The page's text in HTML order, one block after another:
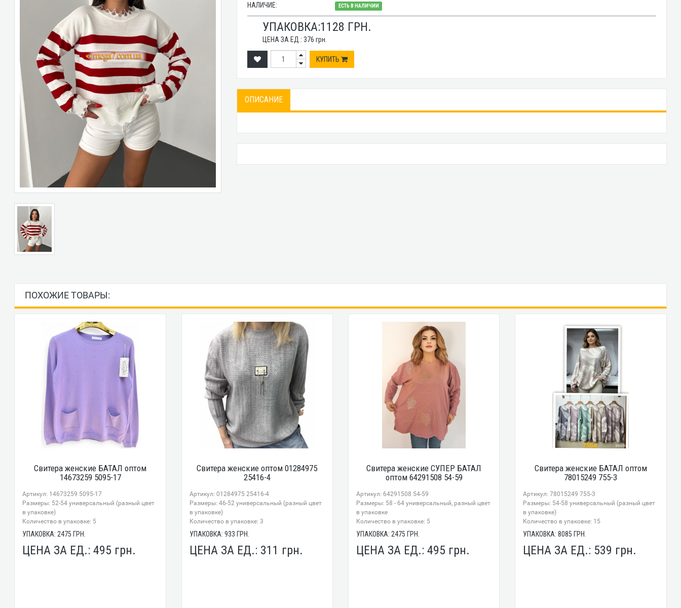
НАЛИЧИЕ:
ЕСТЬ В НАЛИЧИИ
УПАКОВКА:1128 ГРН.
ЦЕНА ЗА ЕД.:376 грн.
КУПИТЬ
ОПИСАНИЕ
ПОХОЖИЕ ТОВАРЫ:
Свитера женские БАТАЛ оптом
14673259 5095-17
Артикул: 14673259 5095-17
Размеры: 52-54 универсальный (разный цвет
в упаковке)
Количество в упаковке: 5
УПАКОВКА:2475 ГРН.
ЦЕНА ЗА ЕД.:495 грн.
Свитера женские оптом 01284975
25416-4
Артикул: 01284975 25416-4
Размеры: 46-52 универсальный (разный цвет
в упаковке)
Количество в упаковке: 3
УПАКОВКА: 933 ГРН.
ЦЕНА ЗА ЕД.: 311 грн.
Свитера женские СУПЕР БАТАЛ
оптом 64291508 54-59
Артикул: 64291508 54-59
Размеры: 58 - 64 универсальный, разный цвет
в упаковке
Количество в упаковке: 5
УПАКОВКА: 2475 ГРН.
ЦЕНА ЗА ЕД.: 495 грн.
Свитера женские БАТАЛ оптом
78015249 755-3
Артикул: 78015249 755-3
Размеры: 54-58 универсальный (разный цвет
в упаковке)
Количество в упаковке: 15
УПАКОВКА:8085 ГРН.
ЦЕНА ЗА ЕД.: 539 грн.